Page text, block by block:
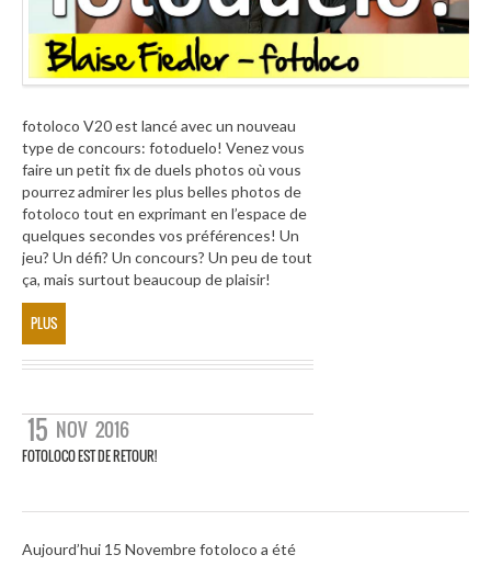
fotoloco V20 est lancé avec un nouveau
type de concours: fotoduelo! Venez vous
faire un petit fix de duels photos où vous
pourrez admirer les plus belles photos de
fotoloco tout en exprimant en l’espace de
quelques secondes vos préférences! Un
jeu? Un défi? Un concours? Un peu de tout
ça, mais surtout beaucoup de plaisir!
PLUS
15 NOV 2016
FOTOLOCO EST DE RETOUR!
Aujourd’hui 15 Novembre fotoloco a été